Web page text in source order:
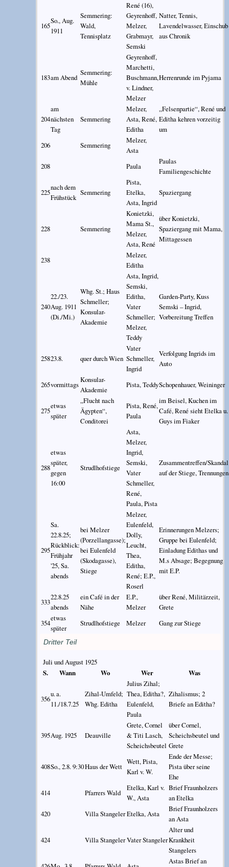
165
So., Aug.
1911
Semmering:
Wald,
Tennisplatz
René (16),
Geyrenhoff,
Melzer,
Grabmayr,
Semski
Natter, Tennis,
Lavendelwasser, Einschub
aus Chronik
183am Abend
Semmering:
Mühle
Geyrenhoff,
Marchetti,
Buschmann,
v. Lindner,
Melzer
Herrenrunde im Pyjama
204
am
nächsten
Tag
Semmering
Melzer,
Asta, René,
Editha
„Felsenpartie“, René und
Editha kehren vorzeitig
um
206
Semmering
Melzer,
Asta
208
Paula
Paulas
Familiengeschichte
225
nach dem
Frühstück
Semmering
Pista,
Etelka,
Asta, Ingrid
Spaziergang
228 Semmering
Konietzki,
Mama St.,
Melzer,
Asta, René
über Konietzki,
Spaziergang mit Mama,
Mittagessen
238
Melzer,
Editha
240
22./23.
Aug. 1911
(Di./Mi.)
Whg. St.; Haus
Schmeller;
Konsular-
Akademie
Asta, Ingrid,
Semski,
Editha,
Vater
Schmeller;
Melzer,
Teddy
Garden-Party, Kuss
Semski – Ingrid,
Vorbereitung Treffen
25823.8. quer durch Wien
Vater
Schmeller,
Ingrid
Verfolgung Ingrids im
Auto
265vormittags
Konsular-
Akademie
Pista, TeddySchopenhauer, Weininger
275
etwas
später
„Flucht nach
Ägypten“,
Conditorei
Pista, René,
Paula
im Beisel, Kuchen im
Café, René sieht Etelka u.
Guys im Fiaker
288
etwas
später,
gegen
16:00
Strudlhofstiege
Asta,
Melzer,
Ingrid,
Semski,
Vater
Schmeller,
René,
Paula, Pista
Zusammentreffen/Skandal
auf der Stiege, Trennungen
295
Sa.
22.8.25;
Rückblick:
Frühjahr
'25, Sa.
abends
bei Melzer
(Porzellangasse);
bei Eulenfeld
(Skodagasse),
Stiege
Melzer,
Eulenfeld,
Dolly,
Leucht,
Thea,
Editha,
René; E.P.,
Roserl
Erinnerungen Melzers;
Gruppe bei Eulenfeld;
Einladung Edithas und
M.s Absage; Begegnung
mit E.P.
333
22.8.25
abends
ein Café in der
Nähe
E.P.,
Melzer
über René, Militärzeit,
Grete
354
etwas
später
Strudlhofstiege Melzer Gang zur Stiege
Dritter Teil
Juli und August 1925
S.
Wann Wo Wer Was
356
u. a.
11./18.7.25
Zihal-Umfeld;
Whg. Editha
Julius Zihal;
Thea, Editha?,
Eulenfeld,
Paula
Zihalismus; 2
Briefe an Editha?
395Aug. 1925 Deauville
Grete, Cornel
& Titi Lasch,
Scheichsbeutel
über Cornel,
Scheichsbeutel und
Grete
408So., 2.8. 9:30Haus der Wett
Wett, Pista,
Karl v. W.
Ende der Messe;
Pista über seine
Ehe
414
Pfarrers Wald
Etelka, Karl v.
W., Asta
Brief Fraunholzers
an Etelka
420
Villa StangelerEtelka, Asta
Brief Fraunholzers
an Asta
424 Villa StangelerVater Stangeler
Alter und
Krankheit
Stangelers
Astas Brief an